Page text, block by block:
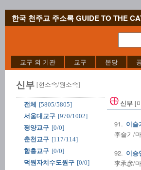
한국 천주교 주소록 GUIDE TO THE
교구 외 기관 교구 본당
신부 [현소속/원소속]
전체
[5805/5805]
서울대교구 [970/1002]
평양교구 [0/0]
춘천교구 [117/114]
함흥교구 [0/0]
덕원자치수도원구 [0/0]
신부 [
91. 이슬
李슬기/
92. 이승
李承彦/